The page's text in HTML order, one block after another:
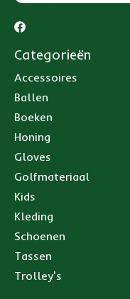
Categorieën
Accessoires
Ballen
Boeken
Honing
Gloves
Golfmateriaal
Kids
Kleding
Schoenen
Tassen
Trolley's